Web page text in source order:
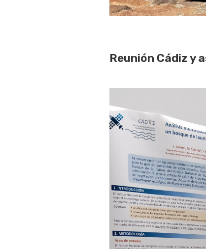
Reunión Cádiz y